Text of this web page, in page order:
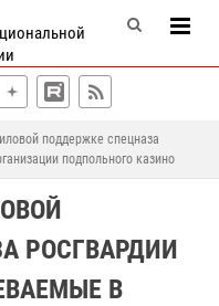
поддержке спецназа
подпольного казино
РОСГВАРДИИ
В